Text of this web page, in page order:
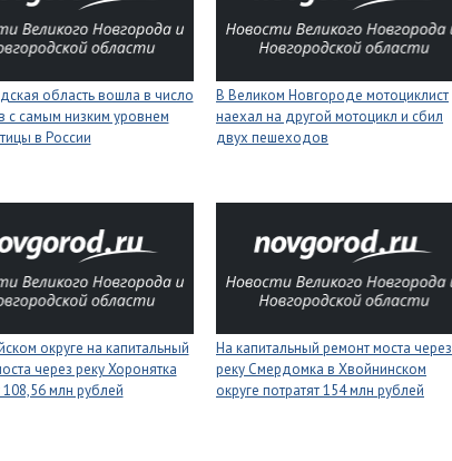
область вошла в число
с самым низким уровнем
в России
В Великом Новгороде мотоциклист
наехал на другой мотоцикл и сбил
двух пешеходов
округе на капитальный
через реку Хоронятка
108,56 млн рублей
На капитальный ремонт моста через
реку Смердомка в Хвойнинском
округе потратят 154 млн рублей